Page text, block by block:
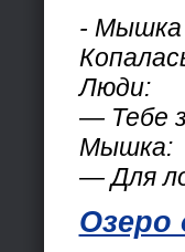
- Мышка
Люди:
— Тебе
Мышка:
— Для
Озеро